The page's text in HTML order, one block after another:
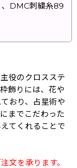
DMC刺繍糸89
役のクロスステ
飾りには、花や
おり、占星術や
までこだわった
てくれることで
文を承ります。